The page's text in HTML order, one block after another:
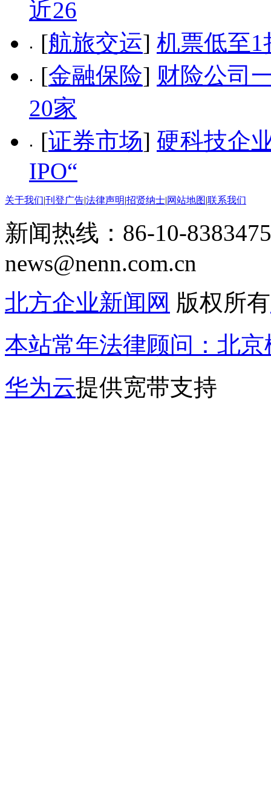
近26
[航旅交运] 机票低至1
[金融保险] 财险公司
20家
[证券市场] 硬科技企
IPO“
关于我们|刊登广告|法律声明|招贤纳士|网站地图|联系我们
新闻热线：86-10-
news@nenn.com.cn
北方企业新闻网 版权所有
本站常年法律顾问：北
华为云提供宽带支持